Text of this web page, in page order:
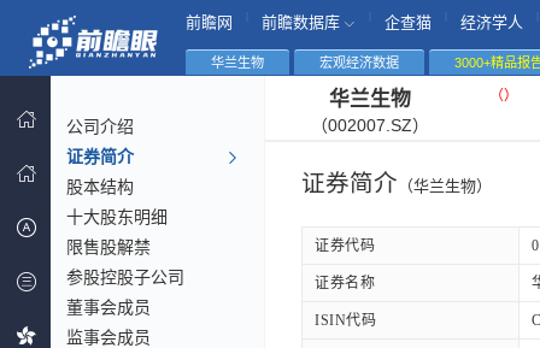
前瞻网 前瞻数据库 企查猫 经济学人
华兰生物 宏观经济数据 3000+精品报
公司介绍
证券简介
股本结构
十大股东明细
限售股解禁
参股控股子公司
董事会成员
监事会成员
华兰生物
（002007.SZ）
（）
证券简介 （华兰生物）
证券代码
证券名称
ISIN代码